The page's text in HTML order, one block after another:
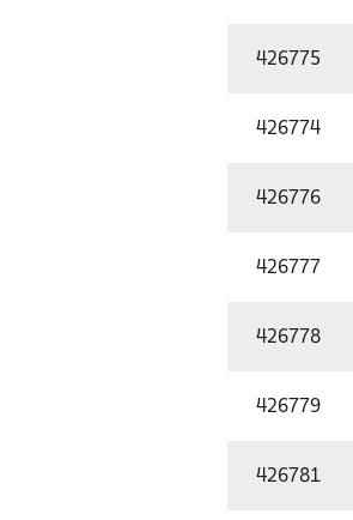
426775
426774
426776
426777
426778
426779
426781